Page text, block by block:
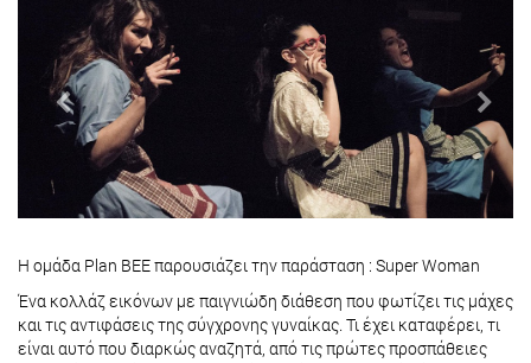
Η ομάδα Plan BEE παρουσιάζει την παράσταση : Super Woman
Ένα κολλάζ εικόνων με παιγνιώδη διάθεση που φωτίζει τις μάχες
και τις αντιφάσεις της σύγχρονης γυναίκας. Τι έχει καταφέρει, τι
είναι αυτό που διαρκώς αναζητά, από τις πρώτες προσπάθειες